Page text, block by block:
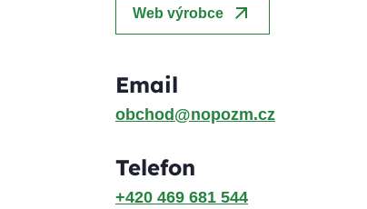
Web výrobce arrow_outward
Email
obchod@nopozm.cz
Telefon
+420 469 681 544